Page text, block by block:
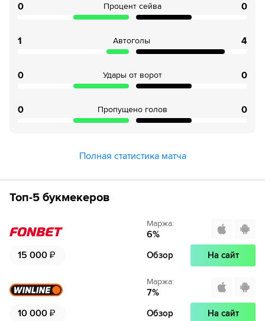
0 Процент сейва 0
1 Автоголы 4
0 Удары от ворот 0
0 Пропущено голов 0
Полная статистика матча
Топ-5 букмекеров
15 000 ₽
Маржа:
6%
Обзор На сайт
10 000 ₽
Маржа:
7%
Обзор На сайт